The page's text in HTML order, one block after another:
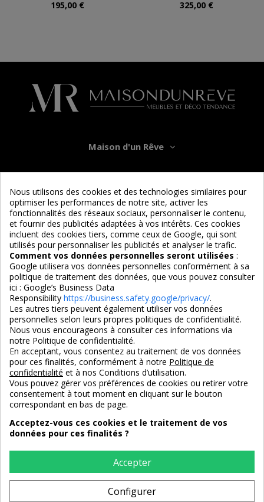
195,00 € 325,00 €
Maison d'un Rêve
Informations
Services
Nous suivre
4,7/5
3X SANS FRAIS
100% sécurisé
PAIEMENT 100% SÉCURISÉ
par CB / Amex / Virement
LIVRAISON 12/18 JOURS
depuis 2008
Nous utilisons des cookies et des technologies similaires pour
optimiser les performances de notre site, activer les
fonctionnalités des réseaux sociaux, personnaliser le contenu,
et fournir des publicités adaptées à vos intérêts. Ces cookies
incluent des cookies tiers, comme ceux de Google, qui sont
utilisés pour personnaliser les publicités et analyser le trafic.
Comment vos données personnelles seront utilisées :
Google utilisera vos données personnelles conformément à sa
politique de traitement des données, que vous pouvez consulter
ici : Google’s Business Data
Responsibility https://business.safety.google/privacy/.
Les autres tiers peuvent également utiliser vos données
personnelles selon leurs propres politiques de confidentialité.
Nous vous encourageons à consulter ces informations via
notre Politique de confidentialité.
En acceptant, vous consentez au traitement de vos données
pour ces finalités, conformément à notre Politique de
confidentialité et à nos Conditions d’utilisation.
Vous pouvez gérer vos préférences de cookies ou retirer votre
consentement à tout moment en cliquant sur le bouton
correspondant en bas de page.
Acceptez-vous ces cookies et le traitement de vos
données pour ces finalités ?
Accepter
Configurer